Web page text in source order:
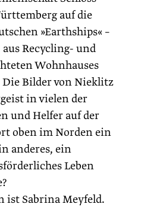
auf die
»Earthships« –
Recycling- und
Wohnhauses
Die Bilder von Nieklitz
in vielen der
und Helfer auf der
oben im Norden ein
anderes, ein
Leben
ist Sabrina Meyfeld.